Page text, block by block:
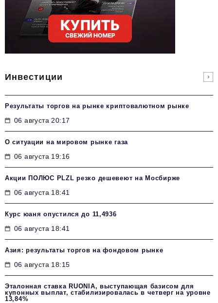
Инвестиции
Результаты торгов на рынке криптовалютном рынке
06 августа 20:17
О ситуации на мировом рынке газа
06 августа 19:16
Акции ПОЛЮС PLZL резко дешевеют на Мосбирже
06 августа 18:41
Курс юаня опустился до 11,4936
06 августа 18:41
Азия: результаты торгов на фондовом рынке
06 августа 18:15
Эталонная ставка RUONIA, выступающая базисом для
купонных выплат, стабилизировалась в четверг на уровне
13,84%